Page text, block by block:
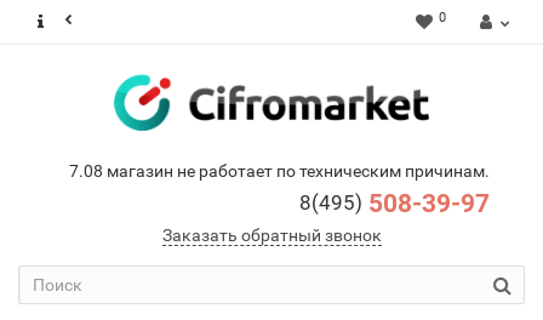
0
7.08 магазин не работает по техническим причинам.
8(495) 508-39-97
Заказать обратный звонок